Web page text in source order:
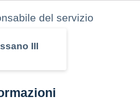
del servizio
III